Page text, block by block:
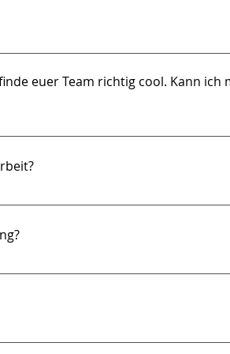
Sobald du in einer
euer Team richtig cool. Kann ich
gut ins Team passt, ist es bei
Hause arbeiten und bist an drei
Lebenslauf. Gib darin gern auch
Du daher gern schon in deiner